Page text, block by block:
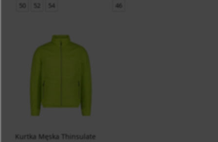
50 52 54 46
Kurtka Męska Thinsulate